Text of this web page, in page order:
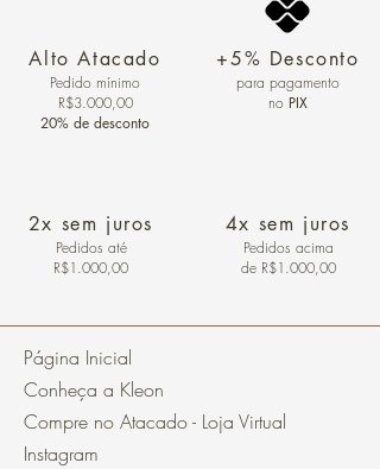
Alto Atacado
Pedido mínimo
R$3.000,00
20% de desconto
2x sem juros
Pedidos até
R$1.000,00
+5% Desconto
para pagamento
no PIX
4x sem juros
Pedidos acima
de R$1.000,00
Página Inicial
Conheça a Kleon
Compre no Atacado - Loja Virtual
Instagram